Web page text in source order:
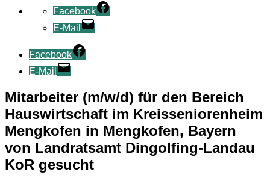
Facebook
E-Mail
Facebook
E-Mail
Mitarbeiter (m/w/d) für den Bereich
Hauswirtschaft im Kreisseniorenheim
Mengkofen in Mengkofen, Bayern
von Landratsamt Dingolfing-Landau
KoR gesucht